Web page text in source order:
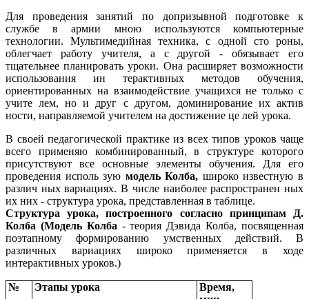
Для проведения занятий по допризывной подготовке к
службе в армии мною используются компьютерные
технологии. Мультимедийная техника, с одной сто роны,
облегчает работу учителя, а с другой - обязывает его
тщательнее планировать уроки. Она расширяет возможности
использования ин терактивных методов обучения,
ориентированных на взаимодействие учащихся не только с
учите лем, но и друг с другом, доминирование их актив
ности, направляемой учителем на достижение це лей урока.
В своей педагогической практике из всех типов уроков чаще
всего применяю комбинированный, в структуре которого
присутствуют все основные элементы обучения. Для его
проведения исполь зую модель Колба, широко известную в
различ ных вариациях. В числе наиболее распространен ных
их них - структура урока, представленная в таблице.
Структура урока, построенного согласно принципам Д.
Колба (Модель Колба - теория Дэвида Колба, посвященная
поэтапному формированию умственных действий. В
различных вариациях широко применяется в ходе
интерактивных уроков.)
№ Этапы урока
Время,